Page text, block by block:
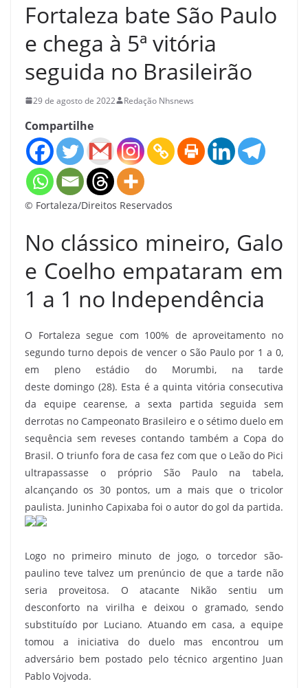
Fortaleza bate São Paulo
e chega à 5ª vitória
seguida no Brasileirão
29 de agosto de 2022 Redação Nhsnews
Compartilhe
© Fortaleza/Direitos Reservados
No clássico mineiro, Galo
e Coelho empataram em
1 a 1 no Independência
O Fortaleza segue com 100% de aproveitamento no
segundo turno depois de vencer o São Paulo por 1 a 0,
em pleno estádio do Morumbi, na tarde
deste domingo (28). Esta é a quinta vitória consecutiva
da equipe cearense, a sexta partida seguida sem
derrotas no Campeonato Brasileiro e o sétimo duelo em
sequência sem reveses contando também a Copa do
Brasil. O triunfo fora de casa fez com que o Leão do Pici
ultrapassasse o próprio São Paulo na tabela,
alcançando os 30 pontos, um a mais que o tricolor
paulista. Juninho Capixaba foi o autor do gol da partida.
Logo no primeiro minuto de jogo, o torcedor são-
paulino teve talvez um prenúncio de que a tarde não
seria proveitosa. O atacante Nikão sentiu um
desconforto na virilha e deixou o gramado, sendo
substituído por Luciano. Atuando em casa, a equipe
tomou a iniciativa do duelo mas encontrou um
adversário bem postado pelo técnico argentino Juan
Pablo Vojvoda.